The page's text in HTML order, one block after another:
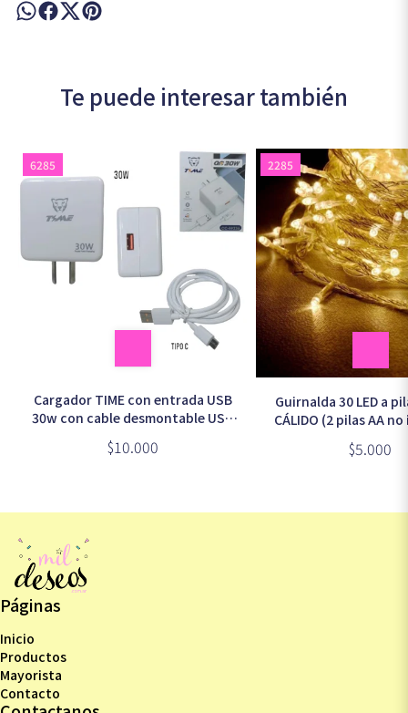
Te puede interesar también
6285
Cargador TIME con entrada USB
30w con cable desmontable USB
a TIPO C en caja (CC-59236)
$10.000
2285
Guirnalda 30 LED a
CÁLIDO (2 pilas AA
$5.000
Páginas
Inicio
Productos
Mayorista
Contacto